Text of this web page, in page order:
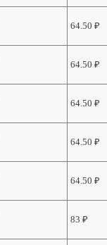
64.50₽
64.50₽
64.50₽
64.50₽
64.50₽
83₽